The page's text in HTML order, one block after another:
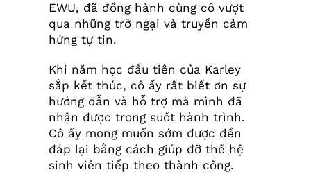
EWU, đã đồng hành cùng cô vượt
qua những trở ngại và truyền cảm
hứng tự tin.
Khi năm học đầu tiên của Karley
sắp kết thúc, cô ấy rất biết ơn sự
hướng dẫn và hỗ trợ mà mình đã
nhận được trong suốt hành trình.
Cô ấy mong muốn sớm được đền
đáp lại bằng cách giúp đỡ thế hệ
sinh viên tiếp theo thành công.